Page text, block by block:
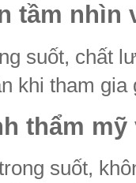
tầm
suốt, chất
khi tham gia
thẩm
suốt,